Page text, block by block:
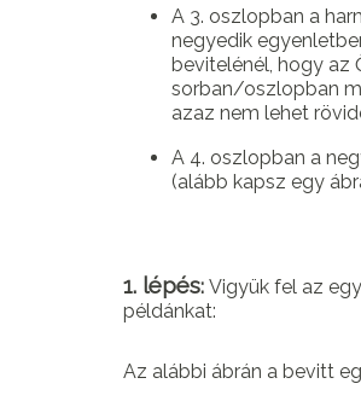
A 3. oszlopban a
negyedik
bevitelénél, hogy az
sorban/oszlopban
azaz nem lehet
A 4. oszlopban a
(alább kapsz egy
1. lépés: Vigyük fel az
példánkat:
Az alábbi ábrán a bevitt